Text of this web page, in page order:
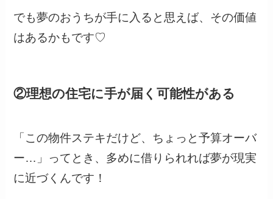
でも夢のおうちが手に入ると思えば、その価値
はあるかもです♡
②理想の住宅に手が届く可能性がある
「この物件ステキだけど、ちょっと予算オーバ
ー…」ってとき、多めに借りられれば夢が現実
に近づくんです！